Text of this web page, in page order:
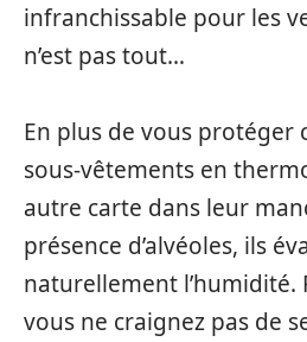
infranchissable pour les
n’est pas tout…
En plus de vous protéger
sous-vêtements en
autre carte dans leur
présence d’alvéoles, ils
naturellement l’humidité.
vous ne craignez pas de